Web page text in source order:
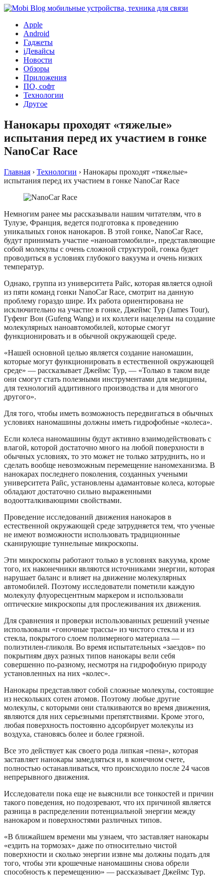
Apple
Android
Гаджеты
iДевайсы
Новости
Обзоры
Приложения
ПО, софт
Технологии
Другое
Нанокары проходят «тяжелые»
испытания перед их участием в гонке
NanoCar Race
Главная › Технологии › Нанокары проходят «тяжелые»
испытания перед их участием в гонке NanoCar Race
Немногим ранее мы рассказывали нашим читателям, что в
Тулузе, Франция, ведется подготовка к проведению
уникальных гонок нанокаров. В этой гонке, NanoCar Race,
будут принимать участие «наноавтомобили», представляющие
собой молекулы с очень сложной структурой, гонка будет
проводиться в условиях глубокого вакуума и очень низких
температур.
Однако, группа из университета Райс, которая является одной
из пяти команд гонки NanoCar Race, смотрит на данную
проблему гораздо шире. Их работа ориентирована не
исключительно на участие в гонке, Джеймс Тур (James Tour),
Гуфенг Вон (Gufeng Wang) и их коллеги нацелены на создание
молекулярных наноавтомобилей, которые смогут
функционировать и в обычной окружающей среде.
«Нашей основной целью является создание наномашин,
которые могут функционировать в естественной окружающей
среде» — рассказывает Джеймс Тур, — «Только в таком виде
они смогут стать полезными инструментами для медицины,
для технологий аддитивного производства и для многого
другого».
Для того, чтобы иметь возможность передвигаться в обычных
условиях наномашины должны иметь гидрофобные «колеса».
Если колеса наномашины будут активно взаимодействовать с
влагой, которой достаточно много на любой поверхности в
обычных условиях, то это может не только затруднить, но и
сделать вообще невозможным перемещение наномеханизма. В
нанокарах последнего поколения, созданных учеными
университета Райс, установлены адамантовые колеса, которые
обладают достаточно сильно выраженными
водоотталкивающими свойствами.
Проведение исследований движения нанокаров в
естественной окружающей среде затрудняется тем, что ученые
не имеют возможности использовать традиционные
сканирующие туннельные микроскопы.
Эти микроскопы работают только в условиях вакуума, кроме
того, их наконечники являются источниками энергии, которая
нарушает баланс и влияет на движение молекулярных
автомобилей. Поэтому исследователи пометили каждую
молекулу флуоресцентным маркером и использовали
оптические микроскопы для прослеживания их движения.
Для сравнения и проверки использованных решений ученые
использовали «гоночные трассы» из чистого стекла и из
стекла, покрытого слоем полимерного материала —
полиэтилен-гликоля. Во время испытательных «заездов» по
покрытиям двух разных типов нанокары вели себя
совершенно по-разному, несмотря на гидрофобную природу
установленных на них «колес».
Нанокары представляют собой сложные молекулы, состоящие
из нескольких сотен атомов. Поэтому любые другие
молекулы, с которыми они сталкиваются во время движения,
являются для них серьезными препятствиями. Кроме этого,
любая поверхность постоянно адсорбирует молекулы из
воздуха, становясь более и более грязной.
Все это действует как своего рода липкая «пена», которая
заставляет нанокары замедляться и, в конечном счете,
полностью останавливаться, что происходило после 24 часов
непрерывного движения.
Исследователи пока еще не выяснили все тонкостей и причин
такого поведения, но подозревают, что их причиной является
разница в распределении потенциальной энергии между
нанокаром и поверхностями различных типов.
«В ближайшем времени мы узнаем, что заставляет нанокары
«ездить на тормозах» даже по относительно чистой
поверхности и сколько энергии извне мы должны подать для
того, чтобы эти крошечные наномашины снова обрели
способность к перемещению» — рассказывает Джеймс Тур.